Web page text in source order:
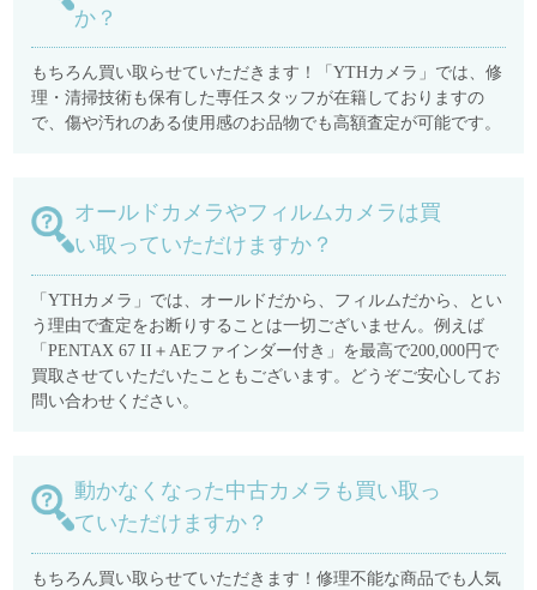
か？
もちろん買い取らせていただきます！「YTHカメラ」では、修
理・清掃技術も保有した専任スタッフが在籍しておりますの
で、傷や汚れのある使用感のお品物でも高額査定が可能です。
オールドカメラやフィルムカメラは買
い取っていただけますか？
「YTHカメラ」では、オールドだから、フィルムだから、とい
う理由で査定をお断りすることは一切ございません。例えば
「PENTAX 67 II＋AEファインダー付き」を最高で200,000円で
買取させていただいたこともございます。どうぞご安心してお
問い合わせください。
動かなくなった中古カメラも買い取っ
ていただけますか？
もちろん買い取らせていただきます！修理不能な商品でも人気